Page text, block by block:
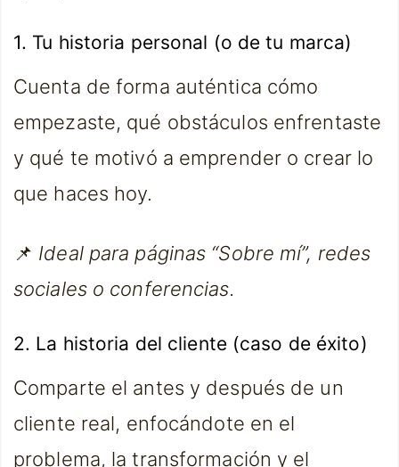
1. Tu historia personal (o de tu marca)
Cuenta de forma auténtica cómo
empezaste, qué obstáculos enfrentaste
y qué te motivó a emprender o crear lo
que haces hoy.
📌 Ideal para páginas “Sobre mí”, redes
sociales o conferencias.
2. La historia del cliente (caso de éxito)
Comparte el antes y después de un
cliente real, enfocándote en el
problema, la transformación y el